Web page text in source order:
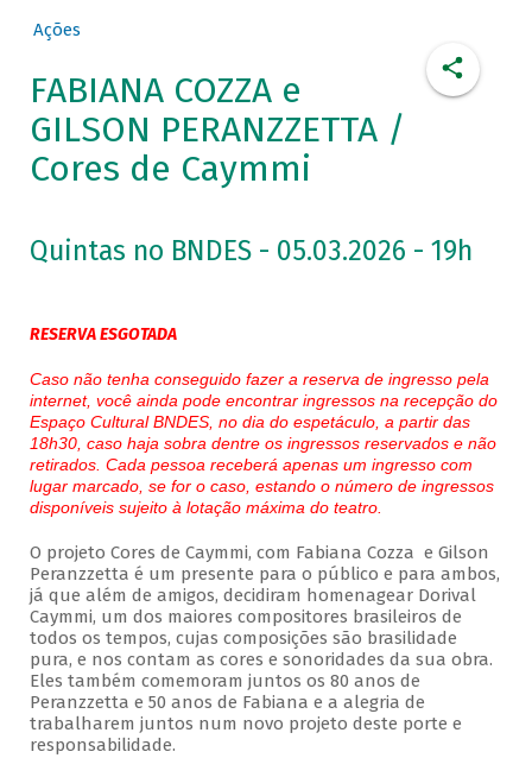
Ações
FABIANA COZZA e
GILSON PERANZZETTA /
Cores de Caymmi
Quintas no BNDES - 05.03.2026 - 19h
RESERVA ESGOTADA
Caso não tenha conseguido fazer a reserva de ingresso pela
internet, você ainda pode encontrar ingressos na recepção do
Espaço Cultural BNDES, no dia do espetáculo, a partir das
18h30, caso haja sobra dentre os ingressos reservados e não
retirados. Cada pessoa receberá apenas um ingresso com
lugar marcado, se for o caso, estando o número de ingressos
disponíveis sujeito à lotação máxima do teatro.
O projeto Cores de Caymmi, com Fabiana Cozza e Gilson
Peranzzetta é um presente para o público e para ambos,
já que além de amigos, decidiram homenagear Dorival
Caymmi, um dos maiores compositores brasileiros de
todos os tempos, cujas composições são brasilidade
pura, e nos contam as cores e sonoridades da sua obra.
Eles também comemoram juntos os 80 anos de
Peranzzetta e 50 anos de Fabiana e a alegria de
trabalharem juntos num novo projeto deste porte e
responsabilidade.